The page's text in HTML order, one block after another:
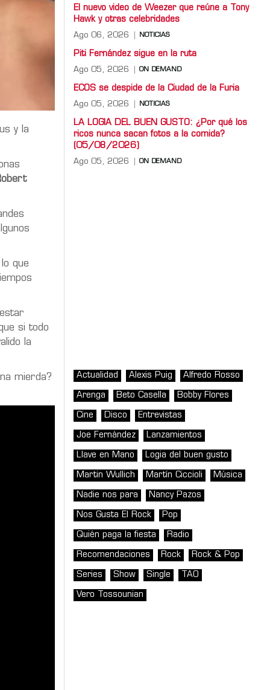
y la
que
si todo
la
mierda?
El nuevo video de Weezer que reúne a Tony
Hawk y otras celebridades
Ago 06, 2026 NOTICIAS
Piti Fernández sigue en la ruta
Ago 05, 2026 ON DEMAND
ECOS se despide de la Ciudad de la Furia
Ago 05, 2026 NOTICIAS
LA LOGIA DEL BUEN GUSTO: ¿Por qué los
ricos nunca sacan fotos a la comida?
(05/08/2026)
Ago 05, 2026 ON DEMAND
Actualidad Alexis Puig Alfredo Rosso
Arenga Beto Casella Bobby Flores
Cine Disco Entrevistas
Joe Fernández Lanzamientos
Llave en Mano Logia del buen gusto
Martin Wullich Martín Ciccioli Música
Nadie nos para Nancy Pazos
Nos Gusta El Rock Pop
Quién paga la fiesta Radio
Recomendaciones Rock Rock & Pop
Series Show Single TAO
Vero Tossounian